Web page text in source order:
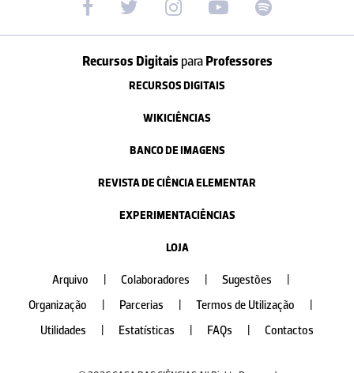
Recursos Digitais paraProfessores
RECURSOS DIGITAIS
WIKICIÊNCIAS
BANCO DE IMAGENS
REVISTA DE CIÊNCIA ELEMENTAR
EXPERIMENTACIÊNCIAS
LOJA
Arquivo Colaboradores Sugestões
Organização
Parcerias Termos de Utilização
Utilidades
Estatísticas FAQs Contactos